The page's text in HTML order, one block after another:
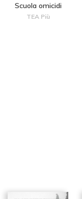
Scuola omicidi
TEA Più